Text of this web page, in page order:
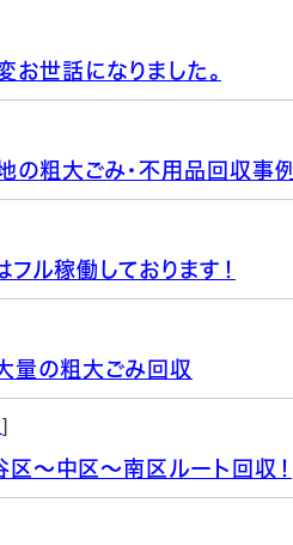
世話になりました。
大ごみ・不用品回収事例
ル稼働しております！
量の粗大ごみ回収
]
～中区～南区ルート回収！